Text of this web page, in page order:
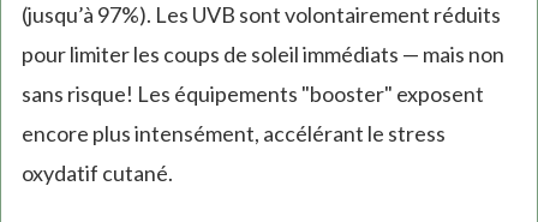
(jusqu’à 97%). Les UVB sont volontairement réduits
pour limiter les coups de soleil immédiats — mais non
sans risque! Les équipements "booster" exposent
encore plus intensément, accélérant le stress
oxydatif cutané.